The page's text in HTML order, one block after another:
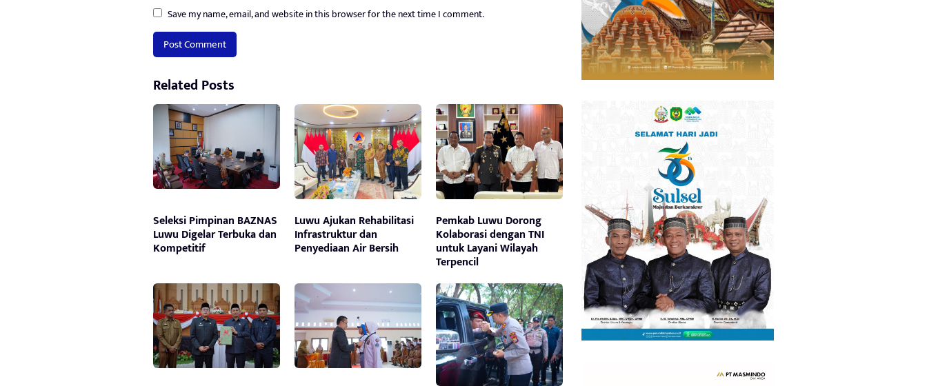
Save my name, email, and website in this browser for the next time I comment.
Related Posts
Seleksi Pimpinan BAZNAS
Luwu Digelar Terbuka dan
Kompetitif
Luwu Ajukan Rehabilitasi
Infrastruktur dan
Penyediaan Air Bersih
Pemkab Luwu Dorong
Kolaborasi dengan TNI
untuk Layani Wilayah
Terpencil